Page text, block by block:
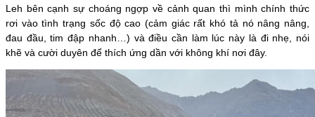
Leh bên cạnh sự choáng ngợp về cảnh quan thì mình chính thức
rơi vào tình trạng sốc độ cao (cảm giác rất khó tả nó nâng nâng,
đau đầu, tim đập nhanh…) và điều cần làm lúc này là đi nhẹ, nói
khẽ và cười duyên để thích ứng dần với không khí nơi đây.